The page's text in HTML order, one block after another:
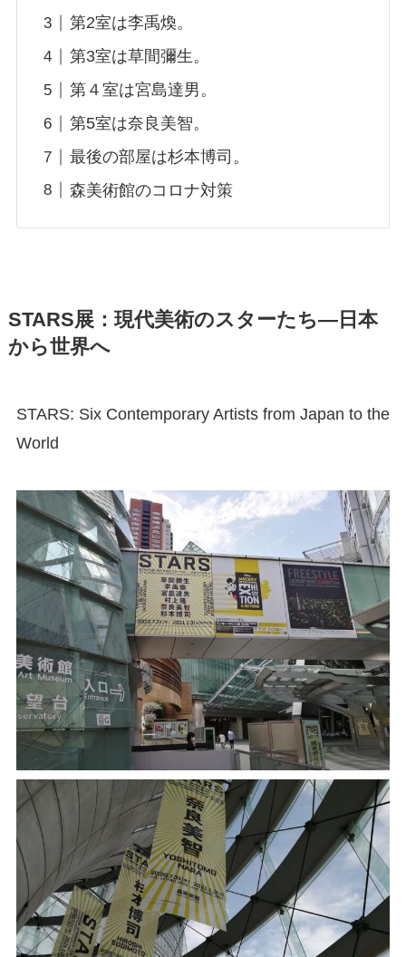
第2室は李禹煥。
第3室は草間彌生。
第４室は宮島達男。
第5室は奈良美智。
最後の部屋は杉本博司。
森美術館のコロナ対策
STARS展：現代美術のスターたち―日本
から世界へ
STARS: Six Contemporary Artists from Japan to the
World